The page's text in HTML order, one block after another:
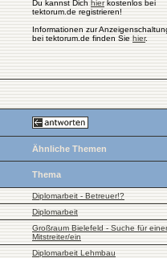
Du kannst Dich hierkostenlos bei
tektorum.de registrieren!
Informationen zur
bei tektorum.de finden Sie hier.
Ähnliche Themen
Thema
Diplomarbeit - Betreuer!?
Diplomarbeit
Großraum Bielefeld - Suche für
Mitstreiter/ein
Diplomarbeit Lehmbau